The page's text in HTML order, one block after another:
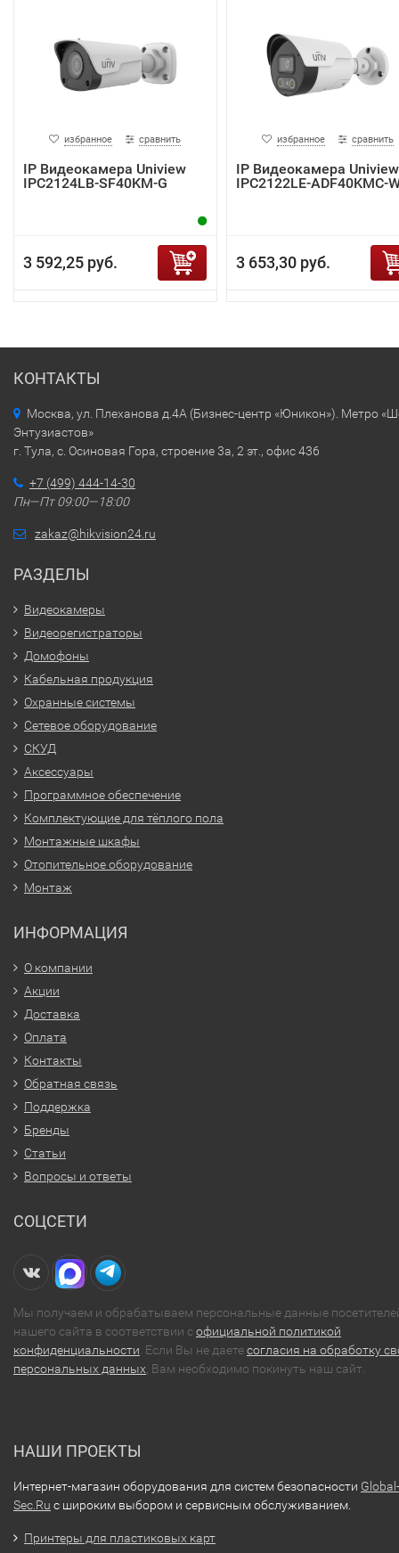
избранное сравнить
IP Видеокамера Uniview
IPC2124LB-SF40KM-G
3 592,25 руб.
избранное сравнить
IP Видеокамера Uniview
IPC2122LE-ADF40KMC-
3 653,30 руб.
КОНТАКТЫ
Москва, ул. Плеханова д.4А (Бизнес-центр «Юникон»). Метро
Энтузиастов»
г. Тула, с. Осиновая Гора, строение 3а, 2 эт., офис 436
+7 (499) 444-14-30
Пн—Пт 09:00—18:00
zakaz@hikvision24.ru
РАЗДЕЛЫ
Видеокамеры
Видеорегистраторы
Домофоны
Кабельная продукция
Охранные системы
Сетевое оборудование
СКУД
Аксессуары
Программное обеспечение
Комплектующие для тёплого пола
Монтажные шкафы
Отопительное оборудование
Монтаж
ИНФОРМАЦИЯ
О компании
Акции
Доставка
Оплата
Контакты
Обратная связь
Поддержка
Бренды
Статьи
Вопросы и ответы
СОЦСЕТИ
Мы получаем и обрабатываем персональные данные
нашего сайта в соответствии софициальной политикой
конфиденциальности . Если Вы не даетесогласия на обработку
персональных данных , Вам необходимо покинуть наш сайт.
НАШИ ПРОЕКТЫ
Интернет-магазин оборудования для систем безопасности Global-
Sec.Ru с широким выбором и сервисным обслуживанием.
Принтеры для пластиковых карт